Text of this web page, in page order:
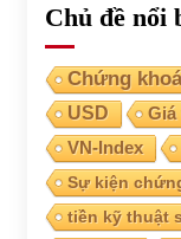
Chủ đề nổi
Chứng
USD
Giá
VN-Index
Sự kiện
tiền kỹ thuật